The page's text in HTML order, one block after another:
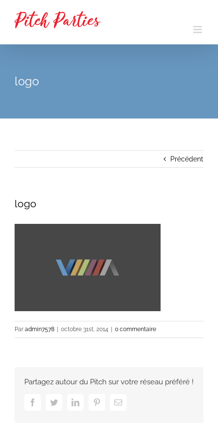
logo
Précédent
logo
Par admin7578 octobre 31st, 2014 0 commentaire
Partagez autour du Pitch sur votre réseau préféré !
FacebookTwitterLinkedInPinterestEmail